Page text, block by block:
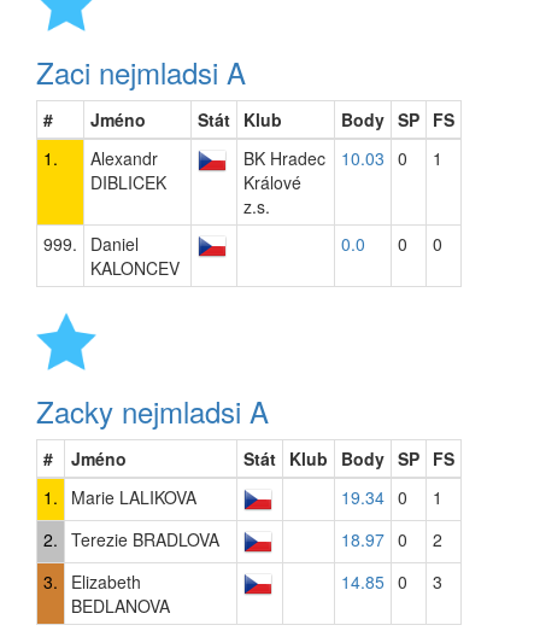
Zaci nejmladsi A
# Jméno Stát Klub Body SP FS
1.
Alexandr
DIBLICEK
BK Hradec
Králové
z.s.
10.03 0 1
999.
Daniel
KALONCEV
0.0 0 0
Zacky nejmladsi A
# Jméno Stát Klub Body SP FS
1.
Marie LALIKOVA 19.34 0
1
2. Terezie BRADLOVA 18.97 0
2
3.
Elizabeth
BEDLANOVA
14.85 0 3